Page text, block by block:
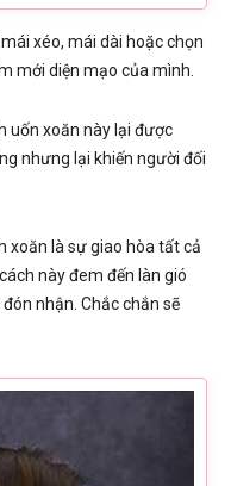
xéo, mái dài hoặc chọn
mới diện mạo của mình.
uốn xoăn này lại được
nhưng lại khiến người đối
xoăn là sự giao hòa tất cả
này đem đến làn gió
nhận. Chắc chắn sẽ